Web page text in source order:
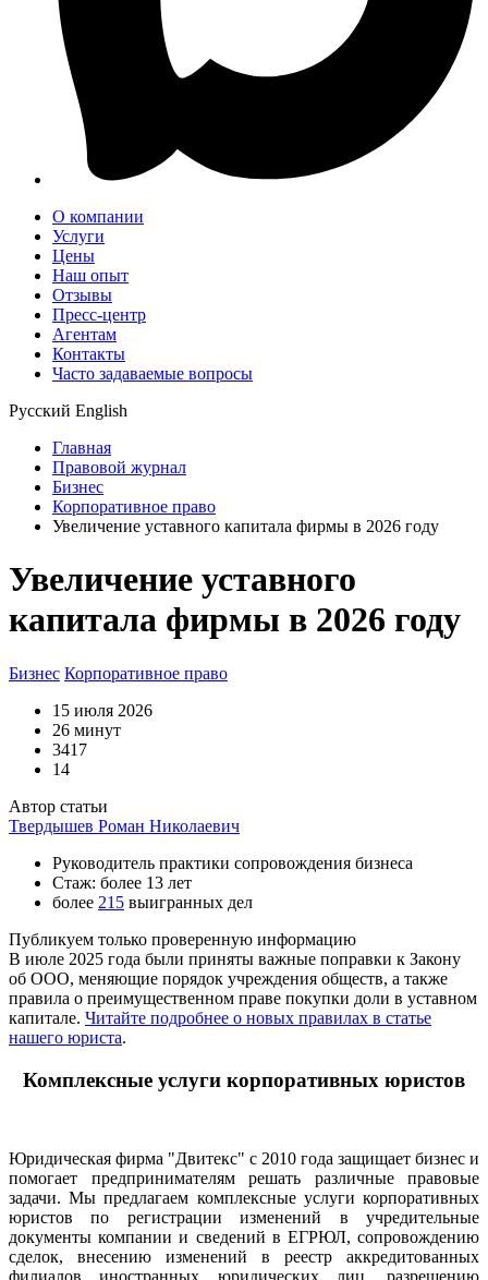
О компании
Услуги
Цены
Наш опыт
Отзывы
Пресс-центр
Агентам
Контакты
Часто задаваемые вопросы
Русский English
Главная
Правовой журнал
Бизнес
Корпоративное право
Увеличение уставного капитала фирмы в 2026 году
Увеличение уставного
капитала фирмы в 2026 году
Бизнес Корпоративное право
15 июля 2026
26 минут
3417
14
Автор статьи
Твердышев Роман Николаевич
Руководитель практики сопровождения бизнеса
Стаж: более 13 лет
более 215 выигранных дел
Публикуем только проверенную информацию
В июле 2025 года были приняты важные поправки к Закону
об ООО, меняющие порядок учреждения обществ, а также
правила о преимущественном праве покупки доли в уставном
капитале. Читайте подробнее о новых правилах в статье
нашего юриста.
Комплексные услуги корпоративных юристов
Юридическая фирма "Двитекс" с 2010 года защищает бизнес и
помогает предпринимателям решать различные правовые
задачи. Мы предлагаем комплексные услуги корпоративных
юристов по регистрации изменений в учредительные
документы компании и сведений в ЕГРЮЛ, сопровождению
сделок, внесению изменений в реестр аккредитованных